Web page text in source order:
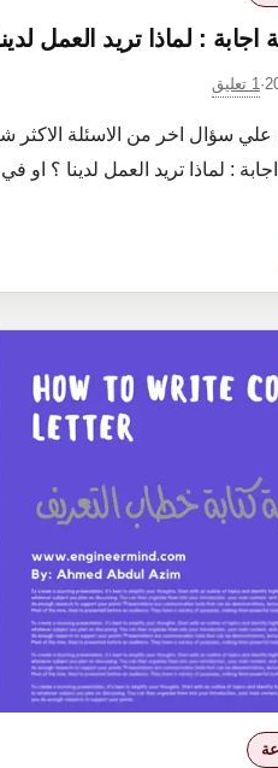
اجابة : لماذا تريد العمل
· 1 تعليق
علي سؤال اخر من الاسئلة
: لماذا تريد العمل لدينا ؟ او